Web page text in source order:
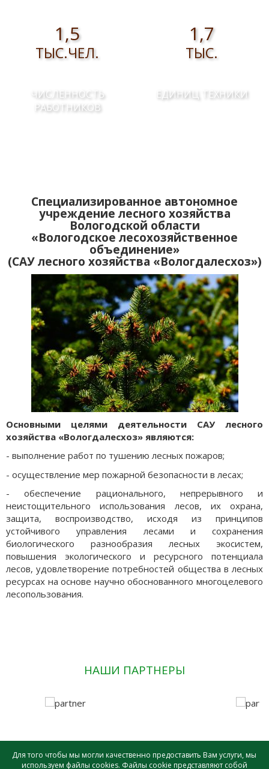
1,5
ТЫС.ЧЕЛ.
ЧИСЛЕННОСТЬ
РАБОТНИКОВ
1,7
ТЫС.
ЕДИНИЦ ТЕХНИКИ
Специализированное автономное
учреждение лесного хозяйства
Вологодской области
«Вологодское лесохозяйственное
объединение»
(САУ лесного хозяйства «Вологдалесхоз»)
Основными целями деятельности САУ лесного
хозяйства «Вологдалесхоз» являются:
- выполнение работ по тушению лесных пожаров;
- осуществление мер пожарной безопасности в лесах;
- обеспечение рационального, непрерывного и
неистощительного использования лесов, их охрана,
защита, воспроизводство, исходя из принципов
устойчивого управления лесами и сохранения
биологического разнообразия лесных экосистем,
повышения экологического и ресурсного потенциала
лесов, удовлетворение потребностей общества в лесных
ресурсах на основе научно обоснованного многоцелевого
лесопользования.
НАШИ ПАРТНЕРЫ
Для того чтобы мы могли качественно предоставить Вам услуги, мы
используем файлы cookies. Файлы cookie представляют собой